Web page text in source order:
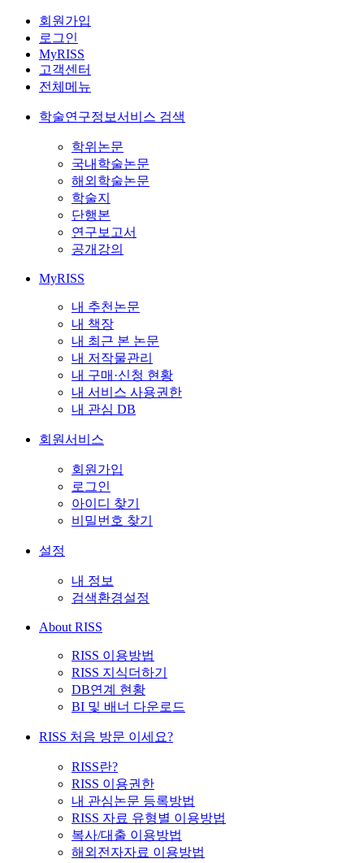
회원가입
로그인
MyRISS
고객센터
전체메뉴
학술연구정보서비스 검색
학위논문
국내학술논문
해외학술논문
학술지
단행본
연구보고서
공개강의
MyRISS
내 추천논문
내 책장
내 최근 본 논문
내 저작물관리
내 구매·신청 현황
내 서비스 사용권한
내 관심 DB
회원서비스
회원가입
로그인
아이디 찾기
비밀번호 찾기
설정
내 정보
검색환경설정
About RISS
RISS 이용방법
RISS 지식더하기
DB연계 현황
BI 및 배너 다운로드
RISS 처음 방문 이세요?
RISS란?
RISS 이용권한
내 관심논문 등록방법
RISS 자료 유형별 이용방법
복사/대출 이용방법
해외전자자료 이용방법